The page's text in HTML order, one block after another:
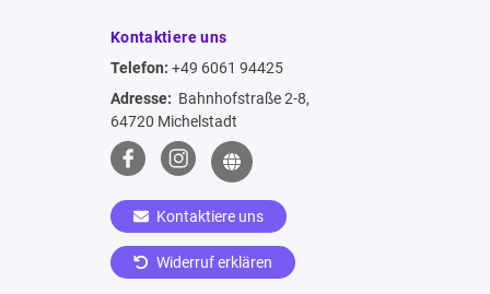
Kontaktiere uns
Telefon: +49 6061 94425
Adresse: Bahnhofstraße 2-8,
64720 Michelstadt
Kontaktiere uns
Widerruf erklären